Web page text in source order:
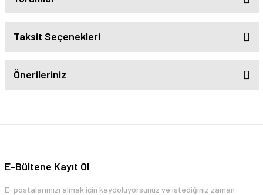
Taksit Seçenekleri
Önerileriniz
E-Bültene Kayıt Ol
E-postalarımızı almak için kaydoluyorsunuz ve istediğiniz zaman